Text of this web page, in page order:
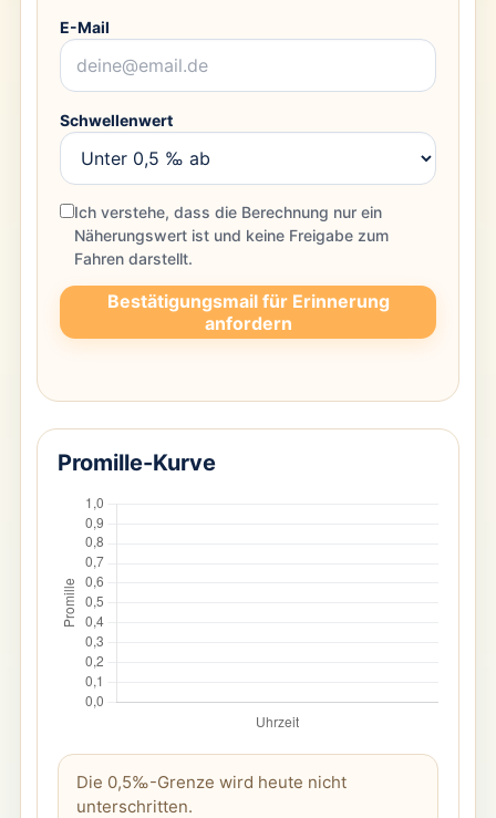
E-Mail
Schwellenwert
Ich verstehe, dass die Berechnung nur ein
Näherungswert ist und keine Freigabe zum
Fahren darstellt.
Bestätigungsmail für Erinnerung
anfordern
Promille-Kurve
Die 0,5‰-Grenze wird heute nicht
unterschritten.